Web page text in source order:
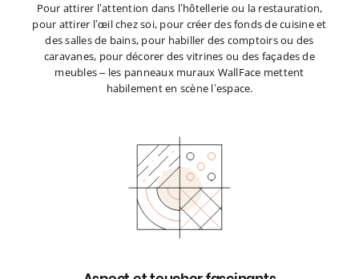
Pour attirer l’attention dans l’hôtellerie ou la restauration,
pour attirer l’œil chez soi, pour créer des fonds de cuisine et
des salles de bains, pour habiller des comptoirs ou des
caravanes, pour décorer des vitrines ou des façades de
meubles – les panneaux muraux WallFace mettent
habilement en scène l’espace.